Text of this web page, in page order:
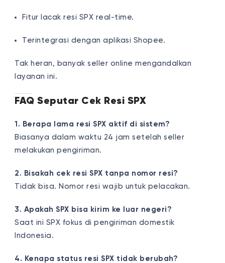
Fitur lacak resi SPX real-time.
Terintegrasi dengan aplikasi Shopee.
Tak heran, banyak seller online mengandalkan
layanan ini.
FAQ Seputar Cek Resi SPX
1. Berapa lama resi SPX aktif di sistem?
Biasanya dalam waktu 24 jam setelah seller
melakukan pengiriman.
2. Bisakah cek resi SPX tanpa nomor resi?
Tidak bisa. Nomor resi wajib untuk pelacakan.
3. Apakah SPX bisa kirim ke luar negeri?
Saat ini SPX fokus di pengiriman domestik
Indonesia.
4. Kenapa status resi SPX tidak berubah?